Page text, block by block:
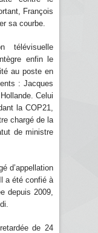
François
sa courbe.
télévisuelle
enfin le
au poste en
: Jacques
Celui
la COP21,
chargé de la
de ministre
d’appellation
a été confié à
depuis 2009,
de 24